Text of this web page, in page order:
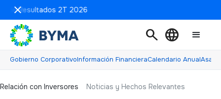
de Resultados 2T 2026
search language
Relación con inversores
Gobierno CorporativoInformación FinancieraCalendario Anual
Relación con Inversores Noticias y Hechos Relevantes